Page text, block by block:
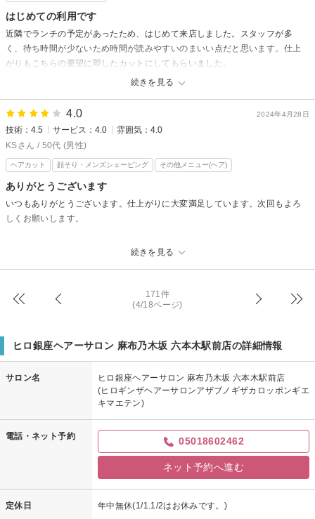
はじめての利用です
続きを見る
近隣でランチの予定があったため、はじめて来店しました。スタッフが多
く、待ち時間が少ないため時間が読みやすいのまいい点だと思います。仕上
がりもこちらの要望に即したカットにしてもらいました。
ゆうと様
ヒロ銀座六本木店のご利用ありがとうございます！！
次回また六本木にいらっしゃったときは是非お待ちしております！！
ヒロ銀座六本木店
2024年4月28日
4.0
技術：4.5 サービス：4.0
雰囲気：4.0
KSさん / 50代 (男性)
ヘアカット 顔そり・メンズシェービング その他メニュー(ヘア)
ありがとうございます
続きを見る
いつもありがとうございます。仕上がりに大変満足しています。次回もよろ
しくお願いします。
ヒロ銀座ヘアーサロン 麻布乃木坂 六本木駅前店からの返信
次回のご来店も心よりお待ちしております。
171件
(4/18ページ)
ヒロ銀座ヘアーサロン 麻布乃木坂 六本木駅前店の詳細情報
サロン名
ヒロ銀座ヘアーサロン 麻布乃木坂 六本木駅前店
(ヒロギンザヘアーサロンアザブノギザカロッポンギエ
キマエテン)
電話・ネット予約 05018602462
ネット予約へ進む
定休日 年中無休(1/1.1/2はお休みです。)